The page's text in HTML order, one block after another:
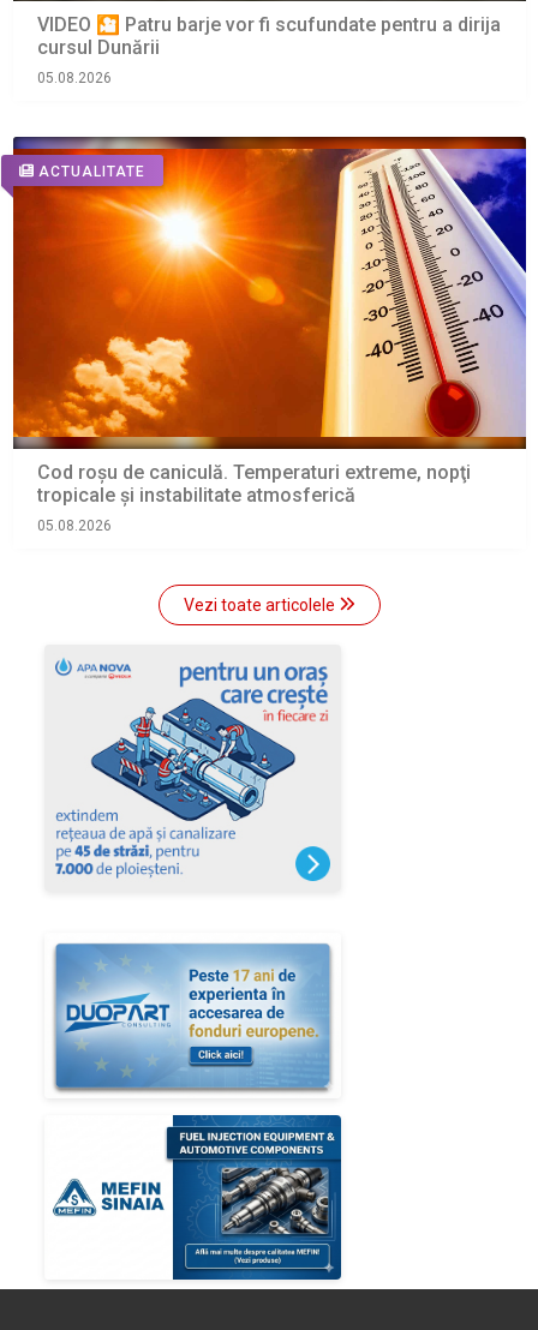
VIDEO 🎦 Patru barje vor fi scufundate pentru a dirija
cursul Dunării
05.08.2026
ACTUALITATE
Cod roșu de caniculă. Temperaturi extreme, nopţi
tropicale şi instabilitate atmosferică
05.08.2026
Vezi toate articolele